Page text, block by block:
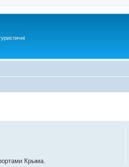
Крыма.